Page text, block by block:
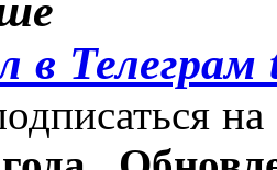
в Телеграм